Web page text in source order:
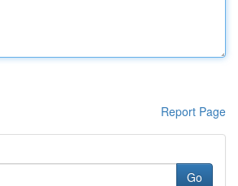
Report Page
Go